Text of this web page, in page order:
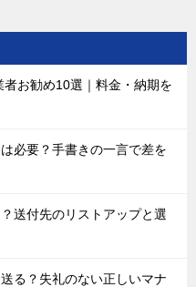
者お勧め10選｜料金・納期を
必要？手書きの一言で差を
送付先のリストアップと選
る？失礼のない正しいマナ